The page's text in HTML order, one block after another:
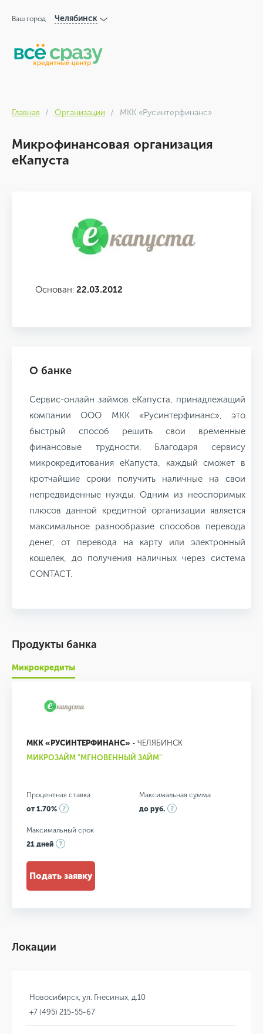
Ваш город Челябинск
Главная Организации МКК «Русинтерфинанс»
Микрофинансовая организация
еКапуста
Основан: 22.03.2012
О банке
Сервис-онлайн займов еКапуста, принадлежащий
компании ООО МКК «Русинтерфинанс», это
быстрый способ решить свои временные
финансовые трудности. Благодаря сервису
микрокредитования еКапуста, каждый сможет в
кротчайшие сроки получить наличные на свои
непредвиденные нужды. Одним из неоспоримых
плюсов данной кредитной организации является
максимальное разнообразие способов перевода
денег, от перевода на карту или электронный
кошелек, до получения наличных через система
CONTACT.
Продукты банка
Микрокредиты
МКК «РУСИНТЕРФИНАНС» - ЧЕЛЯБИНСК
МИКРОЗАЙМ "МГНОВЕННЫЙ ЗАЙМ"
Процентная ставка
от 1.70%
Максимальная сумма
до руб.
Максимальный срок
21 дней
Подать заявку
Локации
Новосибирск, ул. Гнесиных, д.10
+7 (495) 215-55-67